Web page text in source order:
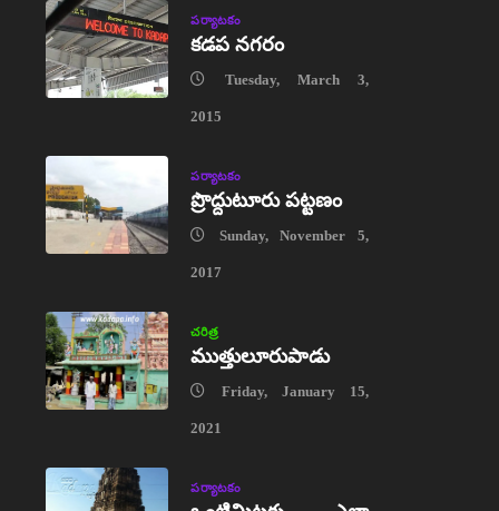
పర్యాటకం
కడప నగరం
Tuesday, March 3,
2015
పర్యాటకం
ప్రొద్దుటూరు పట్టణం
Sunday, November 5,
2017
చరిత్ర
ముత్తులూరుపాడు
Friday, January 15,
2021
పర్యాటకం